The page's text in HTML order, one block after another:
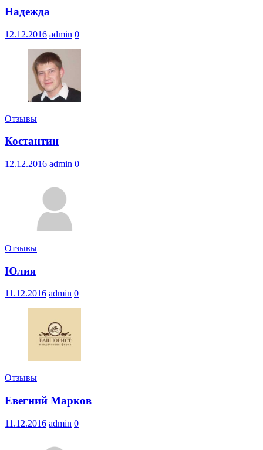
Надежда
12.12.2016 admin 0
Отзывы
Костантин
12.12.2016 admin 0
Отзывы
Юлия
11.12.2016 admin 0
Отзывы
Евегний Марков
11.12.2016 admin 0